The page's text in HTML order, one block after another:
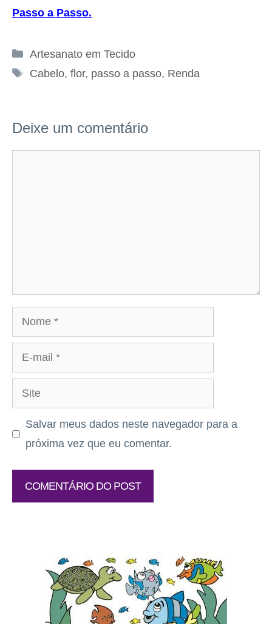
Passo a Passo.
Categorias
Artesanato em Tecido
Tags
Cabelo, flor, passo a passo, Renda
Deixe um comentário
Nome
mail
Site
Salvar meus dados neste navegador para a
próxima vez que eu comentar.